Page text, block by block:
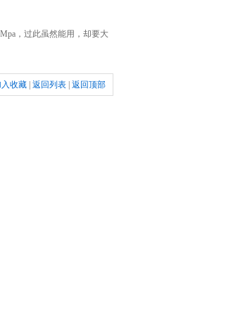
，过此虽然能用，却要大
收藏 返回列表 返回顶部